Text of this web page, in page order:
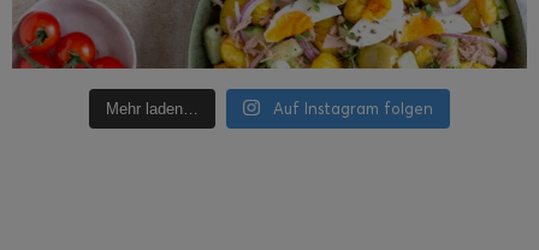
Mehr laden… Auf Instagram folgen